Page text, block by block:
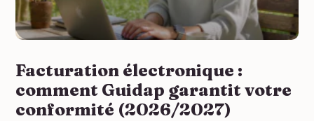
Facturation électronique :
comment Guidap garantit votre
conformité (2026/2027)